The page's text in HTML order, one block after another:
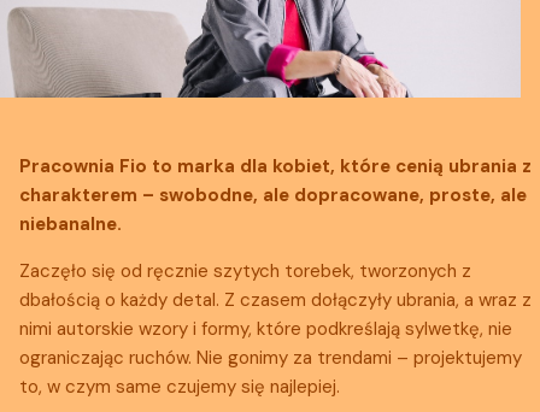
Pracownia Fio to marka dla kobiet, które cenią ubrania z
charakterem – swobodne, ale dopracowane, proste, ale
niebanalne.
Zaczęło się od ręcznie szytych torebek, tworzonych z
dbałością o każdy detal. Z czasem dołączyły ubrania, a wraz z
nimi autorskie wzory i formy, które podkreślają sylwetkę, nie
ograniczając ruchów. Nie gonimy za trendami – projektujemy
to, w czym same czujemy się najlepiej.